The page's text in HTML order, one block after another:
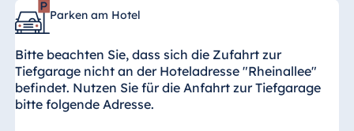
Parken am Hotel
Bitte beachten Sie, dass sich die Zufahrt zur
Tiefgarage nicht an der Hoteladresse "Rheinallee"
befindet. Nutzen Sie für die Anfahrt zur Tiefgarage
bitte folgende Adresse.